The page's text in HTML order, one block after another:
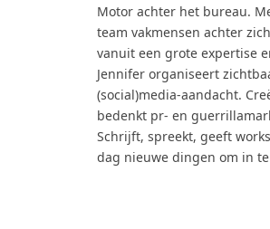
Motor achter het bureau.
team vakmensen achter
vanuit een grote expertise
Jennifer organiseert
(social)media-aandacht.
bedenkt pr- en
Schrijft, spreekt, geeft
dag nieuwe dingen om in